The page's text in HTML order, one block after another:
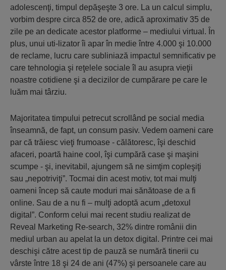
adolescenţi, timpul depăşeşte 3 ore. La un calcul simplu,
vorbim despre circa 852 de ore, adică aproximativ 35 de
zile pe an dedicate acestor platforme – mediului virtual. În
plus, unui uti-lizator îi apar în medie între 4.000 şi 10.000
de reclame, lucru care subliniază impactul semnificativ pe
care tehnologia şi reţelele sociale îl au asupra vieţii
noastre cotidiene şi a decizilor de cumpărare pe care le
luăm mai târziu.
Majoritatea timpului petrecut scrollând pe social media
înseamnă, de fapt, un consum pasiv. Vedem oameni care
par că trăiesc vieţi frumoase - călătoresc, îşi deschid
afaceri, poartă haine cool, îşi cumpără case şi maşini
scumpe - şi, inevitabil, ajungem să ne simţim copleşiţi
sau „nepotriviţi”. Tocmai din acest motiv, tot mai mulţi
oameni încep să caute moduri mai sănătoase de a fi
online. Sau de a nu fi – mulţi adoptă acum „detoxul
digital”. Conform celui mai recent studiu realizat de
Reveal Marketing Re-search, 32% dintre românii din
mediul urban au apelat la un detox digital. Printre cei mai
deschişi către acest tip de pauză se numără tinerii cu
vârste între 18 şi 24 de ani (47%) şi persoanele care au